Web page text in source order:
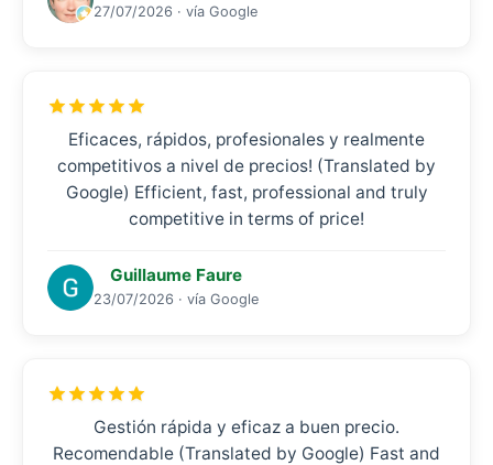
27/07/2026 · vía Google
Eficaces, rápidos, profesionales y realmente
competitivos a nivel de precios! (Translated by
Google) Efficient, fast, professional and truly
competitive in terms of price!
Guillaume Faure
23/07/2026 · vía Google
Gestión rápida y eficaz a buen precio.
Recomendable (Translated by Google) Fast and